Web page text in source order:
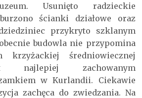
Usunięto radzieckie
ścianki działowe oraz
przykryto szklanym
budowla nie przypomina
krzyżackiej średniowiecznej
najlepiej zachowanym
w Kurlandii. Ciekawie
zachęca do zwiedzania. Na